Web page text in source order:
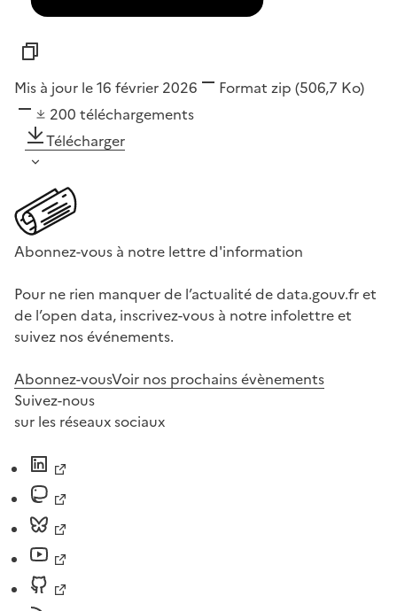
Mis à jour le 16 février 2026 Format zip (506,7 Ko)
200 téléchargements
Télécharger
Abonnez-vous à notre lettre d'information
Pour ne rien manquer de l’actualité de data.gouv.fr et
de l’open data, inscrivez-vous à notre infolettre et
suivez nos événements.
Abonnez-vousVoir nos prochains évènements
Suivez-nous
sur les réseaux sociaux